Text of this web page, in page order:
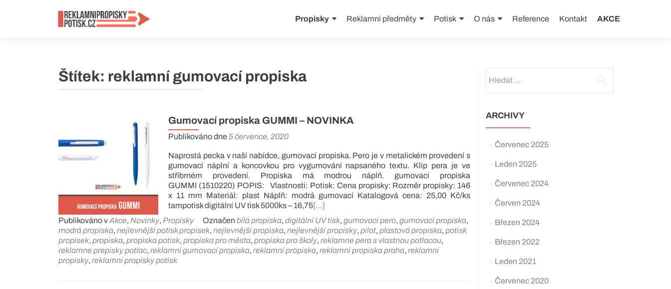
k
Propisky Reklamní předměty Potisk O nás Reference Kontakt AKCE
Štítek: reklamní gumovací propiska
Gumovací propiska GUMMI – NOVINKA
Publikováno dne 5 července, 2020
Naprostá pecka v naší nabídce, gumovací propiska. Pero je v metalickém provedení s
gumovací náplní a koncovkou pro vygumování napsaného textu. Klip pera je ve
stříbrném provedení. Propiska má modrou náplň. gumovací propiska
GUMMI (1510220) POPIS: Vlastnosti: Potisk: Cena propisky: Rozměr propisky: 146
x 11 mm Materiál: plast Náplň: modrá gumovací Katalogová cena: 25,00 Kč/ks
tampotisk digitální UV tisk 5000ks – 16,75[…]
Publikováno vAkce, Novinky, Propisky Označen bílá propiska, digitální UV tisk, gumovací pero, gumovací propiska,
modrá propiska, nejlevnější potisk propisek, nejlevnější propiska, nejlevnější propisky, pilot, plastová propiska, potisk
propisek, propiska, propiska potisk, propiska pro města, propiska pro školy, reklamne pera s vlastnou potlacou,
reklamne prepisky potlac, reklamní gumovací propiska, reklamní propiska, reklamni propiska praha, reklamní
propisky, reklamní propisky potisk
ARCHIVY
Červenec 2025
Leden 2025
Červenec 2024
Červen 2024
Březen 2024
Březen 2022
Leden 2021
Červenec 2020